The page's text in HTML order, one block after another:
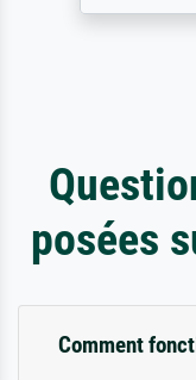
posées
Comment